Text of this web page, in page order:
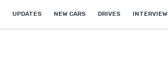
UPDATES NEW CARS DRIVES INTERVIEW